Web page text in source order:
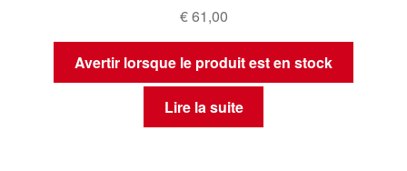
€61,00
Avertir lorsque le produit est en stock
Lire la suite